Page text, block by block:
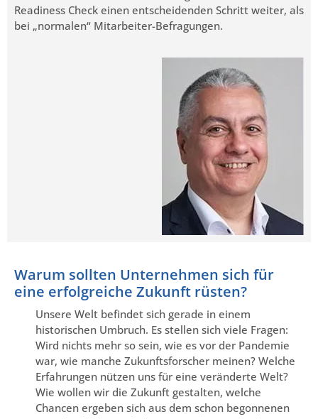
Readiness Check einen entscheidenden Schritt weiter, als
bei „normalen“ Mitarbeiter-Befragungen.
Warum sollten Unternehmen sich für
eine erfolgreiche Zukunft rüsten?
Unsere Welt befindet sich gerade in einem
historischen Umbruch. Es stellen sich viele Fragen:
Wird nichts mehr so sein, wie es vor der Pandemie
war, wie manche Zukunftsforscher meinen? Welche
Erfahrungen nützen uns für eine veränderte Welt?
Wie wollen wir die Zukunft gestalten, welche
Chancen ergeben sich aus dem schon begonnenen